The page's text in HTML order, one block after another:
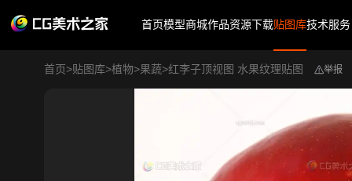
首页模型商城作品资源下载贴图库技术服务
首页>贴图库>植物>果蔬>红李子顶视图 水果纹理贴图 举报